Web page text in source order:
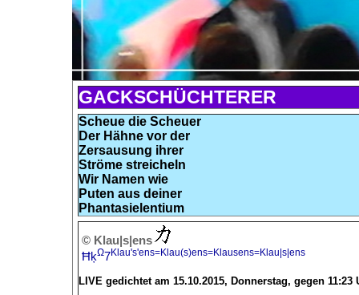
GACKSCHÜCHTERER
Scheue die Scheuer
Der Hähne vor der
Zersausung ihrer
Ströme streicheln
Wir Namen wie
Puten aus deiner
Phantasielentium
© Klau|s|ens
ĦķΩ7Klau's'ens=Klau(s)ens=Klausens=Klau|s|ens
LIVE gedichtet am 15.10.2015, Donnerstag, gegen 11:23